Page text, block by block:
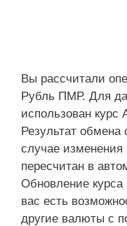
Вы рассчитали
Рубль ПМР. Для
использован курс
Результат
случае изменения
пересчитан в
Обновление курса
вас есть
другие валюты с